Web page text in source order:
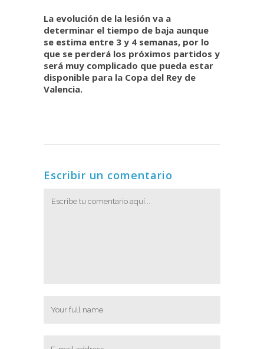
La evolución de la lesión va a
determinar el tiempo de baja aunque
se estima entre 3 y 4 semanas, por lo
que se perderá los próximos partidos y
será muy complicado que pueda estar
disponible para la Copa del Rey de
Valencia.
Escribir un comentario